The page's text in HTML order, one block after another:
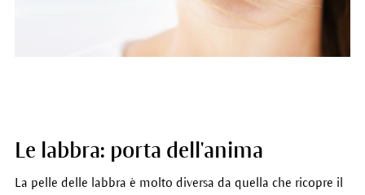
Le labbra: porta dell'anima
La pelle delle labbra è molto diversa da quella che ricopre il